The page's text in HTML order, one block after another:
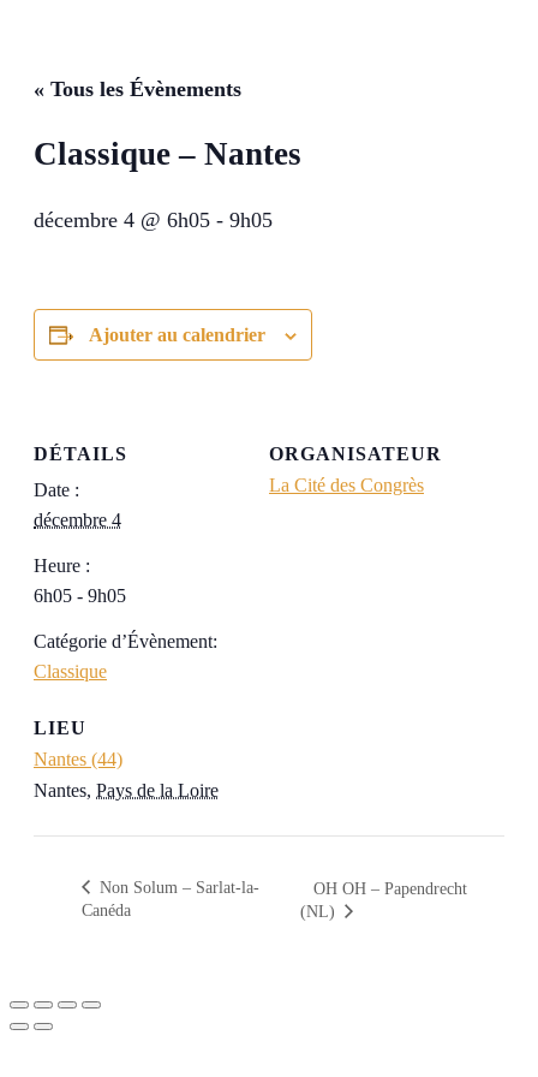
« Tous les Évènements
Classique – Nantes
décembre 4 @ 6h05 - 9h05
Ajouter au calendrier
DÉTAILS
Date :
décembre 4
Heure :
6h05 - 9h05
Catégorie d’Évènement:
Classique
LIEU
Nantes (44)
Nantes, Pays de la Loire
ORGANISATEUR
La Cité des Congrès
Non Solum – Sarlat-la-
Canéda
OH OH – Papendrecht
(NL)